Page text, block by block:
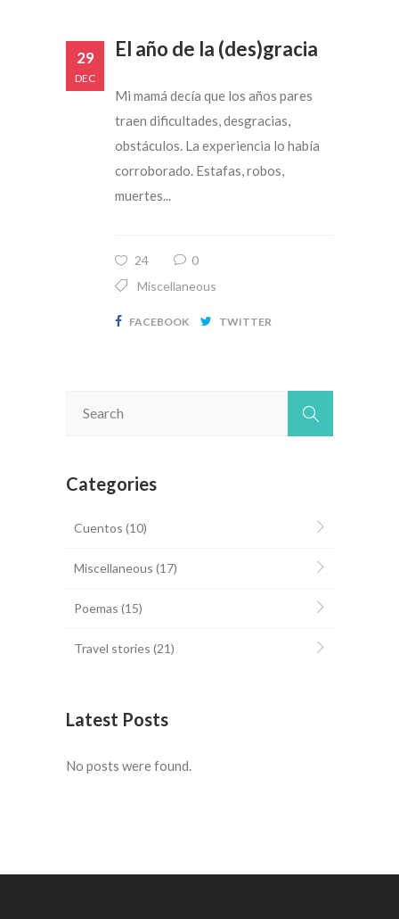
29
DEC
El año de la (des)gracia
Mi mamá decía que los años pares
traen dificultades, desgracias,
obstáculos. La experiencia lo había
corroborado. Estafas, robos,
muertes...
24
0
Miscellaneous
FACEBOOK TWITTER
Categories
Cuentos (10)
Miscellaneous (17)
Poemas (15)
Travel stories (21)
Latest Posts
No posts were found.